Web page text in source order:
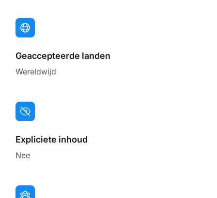
Geaccepteerde landen
Wereldwijd
Expliciete inhoud
Nee